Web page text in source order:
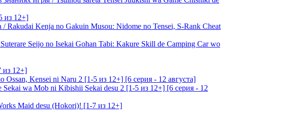
из 12+]
Kenja no Gakuin Musou: Nidome no Tensei, S-Rank Cheat
Seijo no Isekai Gohan Tabi: Kakure Skill de Camping Car wo
из 12+]
Kensei ni Naru 2 [1-5 из 12+] [6 серия - 12 августа]
wa Mob ni Kibishii Sekai desu 2 [1-5 из 12+] [6 серия - 12
Maid desu (Hokori)! [1-7 из 12+]